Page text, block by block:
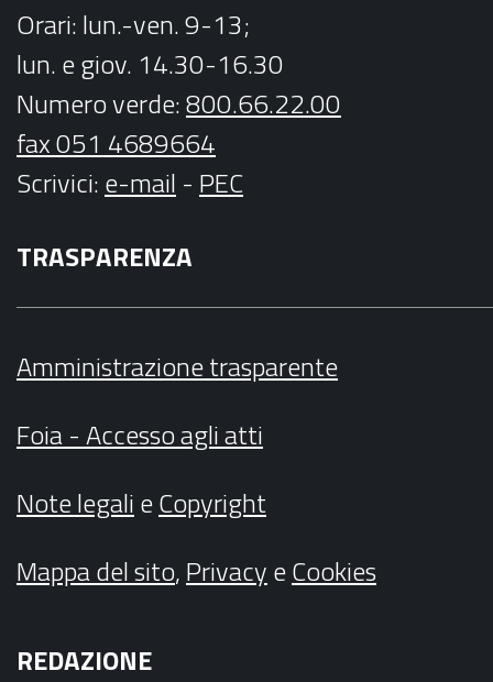
Orari: lun.-ven. 9-13;
lun. e giov. 14.30-16.30
Numero verde:800.66.22.00
fax 051 4689664
Scrivici:e-mail - PEC
TRASPARENZA
Amministrazione trasparente
Foia - Accesso agli atti
Note legalieCopyright
Mappa del sito,PrivacyeCookies
REDAZIONE